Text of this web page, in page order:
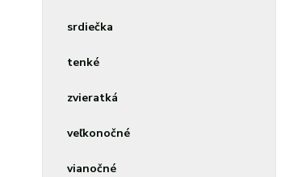
srdiečka
tenké
zvieratká
veľkonočné
vianočné